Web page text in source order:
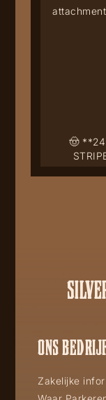
🤠 **24
ONS
Zakelijke